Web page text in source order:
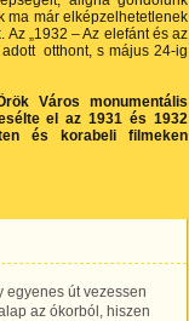
ma már elképzelhetetlenek
„1932 – Az elefánt és az
otthont, s május 24-ig
Város monumentális
el az 1931 és 1932
és korabeli filmeken
egyenes út vezessen
az ókorból, hiszen